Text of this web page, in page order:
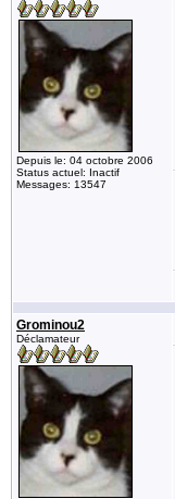
Depuis le: 04 octobre 2006
Status actuel: Inactif
Messages: 13547
Grominou2
Déclamateur